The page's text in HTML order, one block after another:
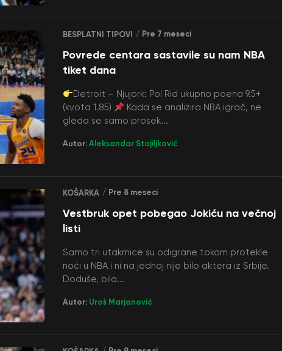
BESPLATNI TIPOVI / Pre 7 meseci
Povrede centara sastavile su nam NBA
tiket dana
Detroit – Njujork: Pol Rid ukupno poena 9.5+
(kvota 1.85)
Kada se analizira NBA igrač, ne
gleda se samo prosek...
Autor:Aleksandar Stojiljković
KOŠARKA / Pre 8 meseci
Vestbruk opet pobegao Jokiću na večnoj
listi
Samo tri utakmice su odigrane tokom protekle
noći u NBA i ni na jednoj nije bilo aktera iz Srbije.
Doduše, bila...
Autor: Uroš Marjanović